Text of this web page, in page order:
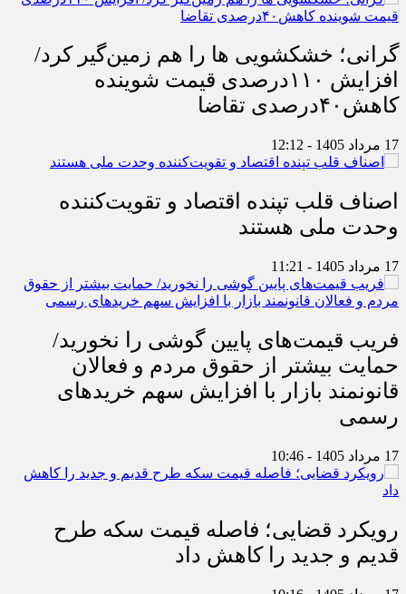
گرانی؛ خشکشویی‌ ها را هم زمین‌گیر کرد/
افزایش ۱۱۰درصدی قیمت شوینده
کاهش۴۰درصدی تقاضا
17 مرداد 1405 - 12:12
اصناف قلب تپنده اقتصاد و تقویت‌کننده
وحدت ملی هستند
17 مرداد 1405 - 11:21
فریب قیمت‌های پایین گوشی را نخورید/
حمایت بیشتر از حقوق مردم و فعالان
قانونمند بازار با افزایش سهم خریدهای
رسمی
17 مرداد 1405 - 10:46
رویکرد قضایی؛ فاصله قیمت سکه طرح
قدیم و جدید را کاهش داد